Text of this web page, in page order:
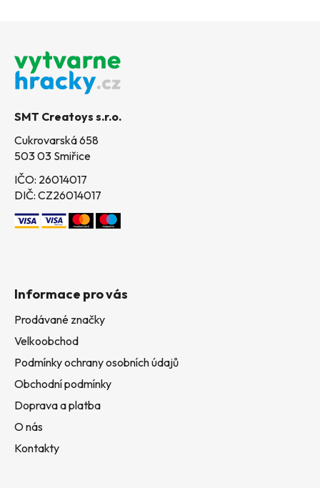
SMT Creatoys s.r.o.
Cukrovarská 658
503 03 Smiřice
IČO: 26014017
DIČ: CZ26014017
Informace pro vás
Prodávané značky
Velkoobchod
Podmínky ochrany osobních údajů
Obchodní podmínky
Doprava a platba
O nás
Kontakty